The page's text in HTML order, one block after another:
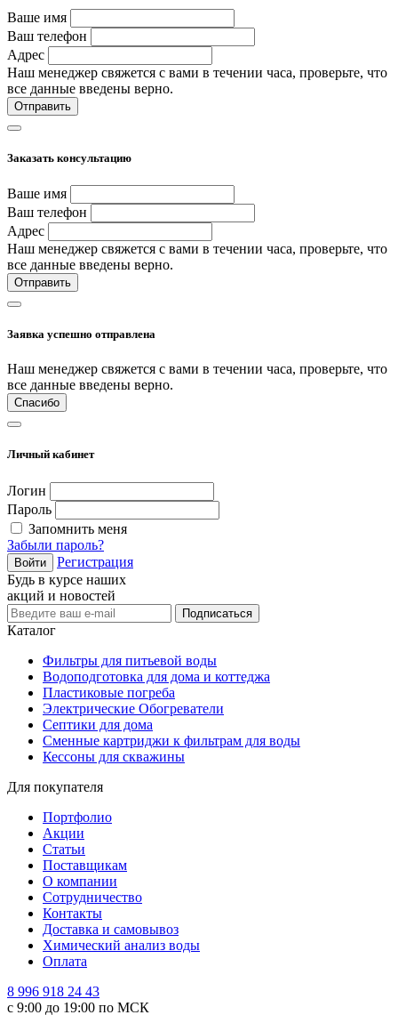
Ваше имя
Ваш телефон
Адрес
Наш менеджер свяжется с вами в течении часа, проверьте, что
все данные введены верно.
Отправить
Заказать консультацию
Ваше имя
Ваш телефон
Адрес
Наш менеджер свяжется с вами в течении часа, проверьте, что
все данные введены верно.
Отправить
Заявка успешно отправлена
Наш менеджер свяжется с вами в течении часа, проверьте, что
все данные введены верно.
Спасибо
Личный кабинет
Логин
Пароль
Запомнить меня
Забыли пароль?
Войти
Регистрация
Будь в курсе наших
акций и новостей
Подписаться
Каталог
Фильтры для питьевой воды
Водоподготовка для дома и коттеджа
Пластиковые погреба
Электрические Обогреватели
Септики для дома
Сменные картриджи к фильтрам для воды
Кессоны для скважины
Для покупателя
Портфолио
Акции
Статьи
Поставщикам
О компании
Сотрудничество
Контакты
Доставка и самовывоз
Химический анализ воды
Оплата
8 996 918 24 43
с 9:00 до 19:00 по МСК